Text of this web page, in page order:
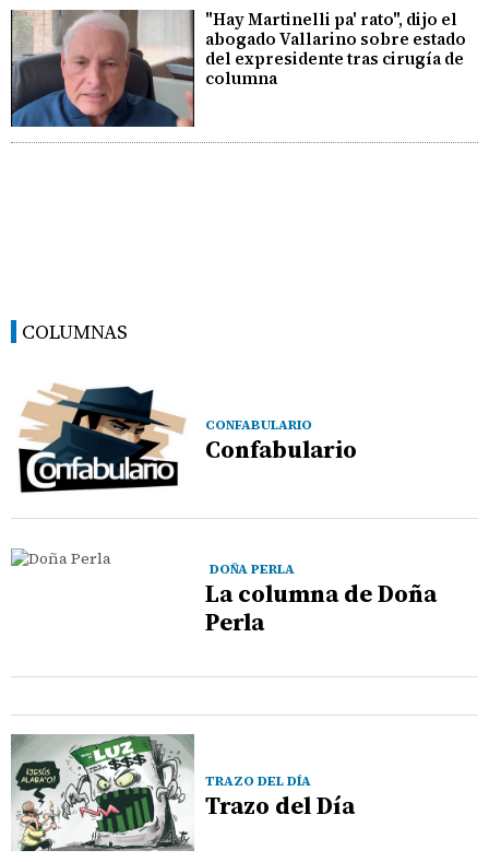
"Hay Martinelli pa' rato", dijo el
abogado Vallarino sobre estado
del expresidente tras cirugía de
columna
COLUMNAS
CONFABULARIO
Confabulario
DOÑA PERLA
La columna de Doña
Perla
TRAZO DEL DÍA
Trazo del Día